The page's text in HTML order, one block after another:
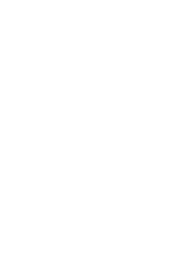
publics se
téléphérique de
à 13 min.